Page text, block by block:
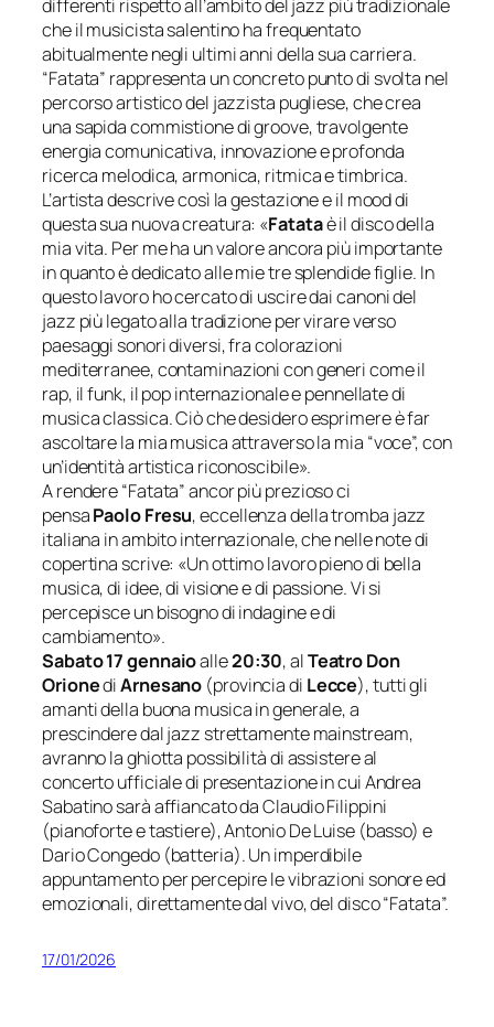
differenti rispetto all’ambito del jazz più tradizionale
che il musicista salentino ha frequentato
abitualmente negli ultimi anni della sua carriera.
“Fatata” rappresenta un concreto punto di svolta nel
percorso artistico del jazzista pugliese, che crea
una sapida commistione di groove, travolgente
energia comunicativa, innovazione e profonda
ricerca melodica, armonica, ritmica e timbrica.
L’artista descrive così la gestazione e il mood di
questa sua nuova creatura: «Fatataè il disco della
mia vita. Per me ha un valore ancora più importante
in quanto è dedicato alle mie tre splendide figlie. In
questo lavoro ho cercato di uscire dai canoni del
jazz più legato alla tradizione per virare verso
paesaggi sonori diversi, fra colorazioni
mediterranee, contaminazioni con generi come il
rap, il funk, il pop internazionale e pennellate di
musica classica. Ciò che desidero esprimere è far
ascoltare la mia musica attraverso la mia “voce”, con
un’identità artistica riconoscibile».
A rendere “Fatata” ancor più prezioso ci
pensaPaolo Fresu, eccellenza della tromba jazz
italiana in ambito internazionale, che nelle note di
copertina scrive: «Un ottimo lavoro pieno di bella
musica, di idee, di visione e di passione. Vi si
percepisce un bisogno di indagine e di
cambiamento».
Sabato 17 gennaioalle20:30, alTeatro Don
OrionediArnesano (provincia di Lecce), tutti gli
amanti della buona musica in generale, a
prescindere dal jazz strettamente mainstream,
avranno la ghiotta possibilità di assistere al
concerto ufficiale di presentazione in cui Andrea
Sabatino sarà affiancato da Claudio Filippini
(pianoforte e tastiere), Antonio De Luise (basso) e
Dario Congedo (batteria). Un imperdibile
appuntamento per percepire le vibrazioni sonore ed
emozionali, direttamente dal vivo, del disco “Fatata”.
17/01/2026